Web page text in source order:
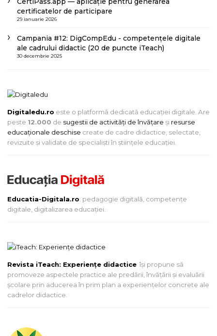
certificatelor de participare
29 ianuarie 2026
Campania #12: DigCompEdu - competențele digitale
ale cadrului didactic (20 de puncte iTeach)
30 decembrie 2025
Digitaledu.ro este o platformă dedicată educației digitale. Are
peste 12.000 de sugestii de activități de învățare și resurse
educaționale deschise create de cadre didactice, selectate,
revizuite și validate de specialiști în științele educației.
Educatia-Digitala.ro: pedagogie digitală, competențe
digitale, digitalizarea educației.
Revista iTeach: Experienţe didactice îşi propune să
promoveze aspectele practice ale predării, învăţării şi evaluării
şcolare prin aducerea în prim plan a experienţelor concrete ale
cadrelor didactice.